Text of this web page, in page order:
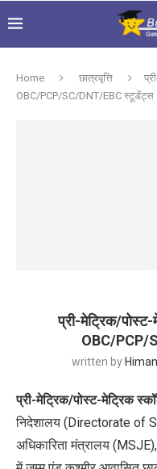
Home छात्रवृत्ति
OBC/PCP/SC/DNT/EBC स्टूडेंट्स
प्री-मेट्रिक/
OBC/PCP/
written by
प्री-मेट्रिक/पोस्ट-मेट्रिक
निदेशालय (Directorate of
अधिकारिता मंत्रालय (MSJE),